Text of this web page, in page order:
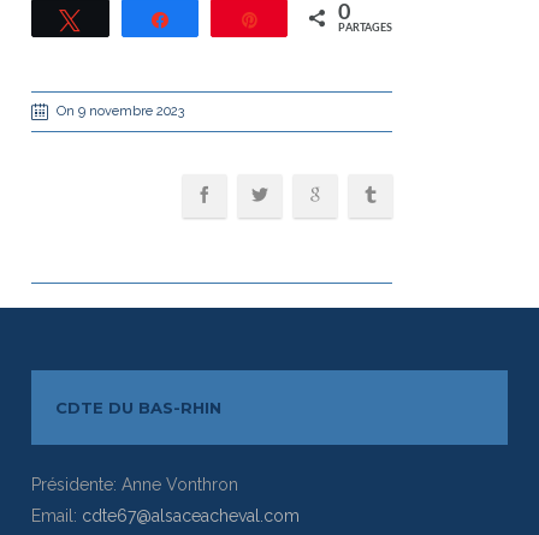
Tweetez Partagez Épingle 0
PARTAGES
On 9 novembre 2023
CDTE DU BAS-RHIN
Présidente: Anne Vonthron
Email: cdte67@alsaceacheval.com